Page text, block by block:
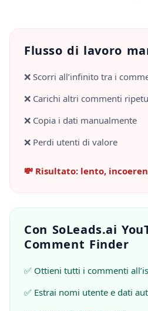
Flusso di lavoro
❌ Scorri all’infinito tra i
❌ Carichi altri commenti
❌ Copia i dati manualmente
❌ Perdi utenti di valore
💸 Risultato: lento,
Con SoLeads.ai
Comment Finder
✅ Ottieni tutti i commenti
✅ Estrai nomi utente e dati